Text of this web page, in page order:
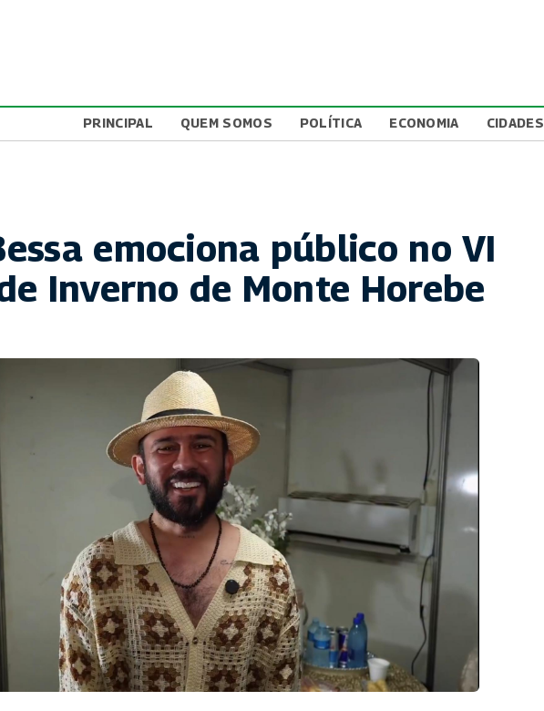
PRINCIPAL QUEM SOMOS POLÍTICA ECONOMIA CIDADES
emociona público no VI
Inverno de Monte Horebe